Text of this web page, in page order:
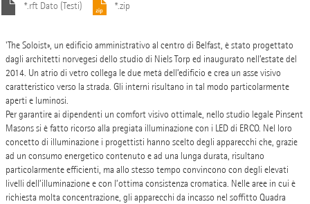
*.rft Dato (Testi) *.zip
'The Soloist», un edificio amministrativo al centro di Belfast, è stato progettato
dagli architetti norvegesi dello studio di Niels Torp ed inaugurato nell’estate del
2014. Un atrio di vetro collega le due metà dell’edificio e crea un asse visivo
caratteristico verso la strada. Gli interni risultano in tal modo particolarmente
aperti e luminosi.
Per garantire ai dipendenti un comfort visivo ottimale, nello studio legale Pinsent
Masons si è fatto ricorso alla pregiata illuminazione con i LED di ERCO. Nel loro
concetto di illuminazione i progettisti hanno scelto degli apparecchi che, grazie
ad un consumo energetico contenuto e ad una lunga durata, risultano
particolarmente efficienti, ma allo stesso tempo convincono con degli elevati
livelli dell’illuminazione e con l’ottima consistenza cromatica. Nelle aree in cui è
richiesta molta concentrazione, gli apparecchi da incasso nel soffitto Quadra